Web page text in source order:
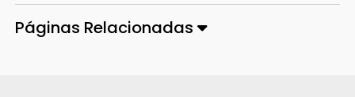
Páginas Relacionadas